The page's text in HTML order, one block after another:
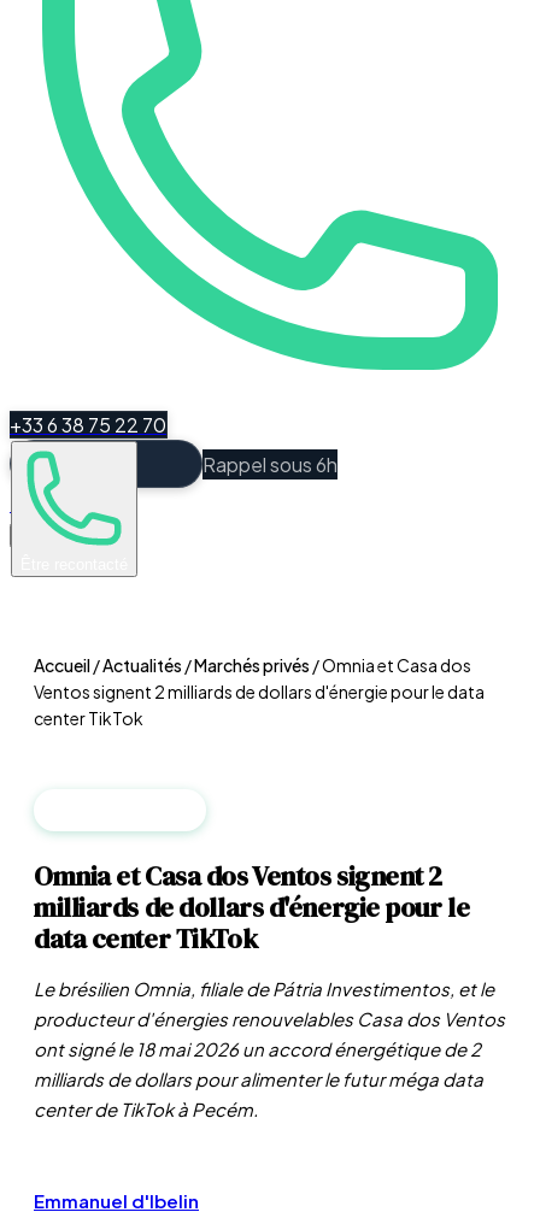
+33 6 38 75 22 70
Rappel sous 6h
Espace Client
Accueil/Actualités /Marchés privés /Omnia et Casa dos
Ventos signent 2 milliards de dollars d'énergie pour le data
center TikTok
Omnia et Casa dos Ventos signent 2
milliards de dollars d'énergie pour le
data center TikTok
Le brésilien Omnia, filiale de Pátria Investimentos, et le
producteur d'énergies renouvelables Casa dos Ventos
ont signé le 18 mai 2026 un accord énergétique de 2
milliards de dollars pour alimenter le futur méga data
center de TikTok à Pecém.
Emmanuel d'Ibelin